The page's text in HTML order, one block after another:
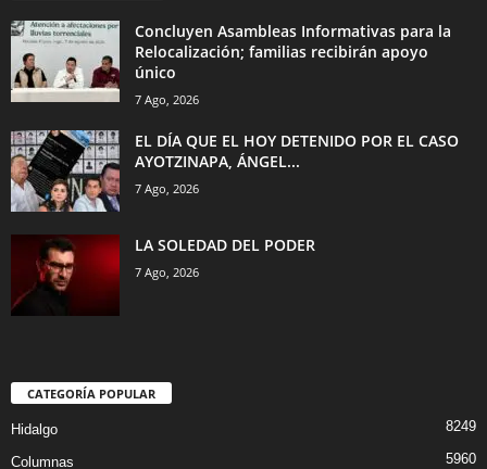
Concluyen Asambleas Informativas para la
Relocalización; familias recibirán apoyo
único
7 Ago, 2026
EL DÍA QUE EL HOY DETENIDO POR EL CASO
AYOTZINAPA, ÁNGEL...
7 Ago, 2026
LA SOLEDAD DEL PODER
7 Ago, 2026
CATEGORÍA POPULAR
Hidalgo 8249
Columnas 5960